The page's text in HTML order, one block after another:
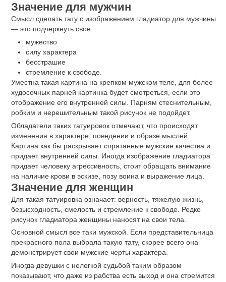
Значение для мужчин
Смысл сделать тату с изображением гладиатор для мужчины
— это подчеркнуть свое:
мужество
силу характера
бесстрашие
стремление к свободе.
Уместна такая картина на крепком мужском теле, для более
худосочных парней картинка будет смотреться, если это
отображение его внутренней силы. Парням стеснительным,
робким и нерешительным такой рисунок не подойдет.
Обладатели таких татуировок отмечают, что происходят
изменения в характере, поведении и образе мыслей.
Картина как бы раскрывает спрятанные мужские качества и
придает внутренней силы. Иногда изображение гладиатора
придает человеку агрессивность, стоит обращать внимание
на наличие крови в эскизе, позу воина и выражение лица.
Значение для женщин
Для такая татуировка означает: верность, тяжелую жизнь,
безысходность, смелость и стремление к свободе. Редко
рисунок гладиатора женщины наносят на свои тела.
Основной смысл все таки мужской. Если представительница
прекрасного пола выбрала такую тату, скорее всего она
демонстрирует свои мужские черты характера.
Иногда девушки с нелегкой судьбой таким образом
показывают, что даже из рабства есть выход и она стремится